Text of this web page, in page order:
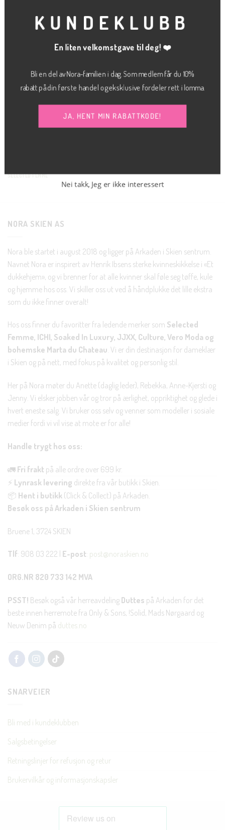
SELECTED FEMME
NORA SKIEN AS
Nora ble startet i august 2018 og ligger på Arkaden i Skien sentrum.
Navnet Nora er inspirert av Henrik Ibsens sterke kvinneskikkelse i «Et
dukkehjem», og vi brenner for at alle kvinner skal føle seg tøffe, kule
og hjemme hos oss. Vi skiller oss ut ved å håndplukke det lille ekstra
som du ikke finner overalt!
Hos oss finner du favoritter fra ledende merker som Selected
Femme, ICHI, Soaked In Luxury, JJXX, Culture, Vero Moda og
bohemske Marta du Chateau. Vi er din destinasjon for dameklær
i Skien og på nett, med fokus på kvalitet og personlig stil.
Her på Nora møter du Anette (daglig leder), Rebekka, Anne-Kjersti og
Jenny. Vi elsker jobben vår og tror på ærlighet, oppriktighet og glede i
hvert eneste salg. Vi bruker oss selv og venner som modeller i sosiale
medier fordi vi vil vise at mote er for alle!
Handle trygt hos oss:
🚛 Fri frakt på alle ordre over 699 kr.
⚡ Lynrask levering direkte fra vår butikk i Skien.
📦 Hent i butikk (Click & Collect) på Arkaden.
Besøk oss på Arkaden i Skien sentrum
Bruene 1, 3724 SKIEN
Tlf: 908 03 222 | E-post: post@noraskien.no
ORG.NR 820 733 142 MVA
PSST! Besøk også vår herreavdeling Duttes på Arkaden for det
beste innen herremote fra Only & Sons, !Solid, Mads Nørgaard og
Neuw Denim på duttes.no
SNARVEIER
Bli med i kundeklubben
Salgsbetingelser
Retningslinjer for refusjon og retur
Brukervilkår og informasjonskapsler
KUNDEKLUBB
En liten velkomstgave til deg! ❤️
Bli en del av Nora-familien i dag. Som medlem får du 10%
rabatt på din første handel og eksklusive fordeler rett i lomma.
JA, HENT MIN RABATTKODE!
Nei takk, Jeg er ikke interessert